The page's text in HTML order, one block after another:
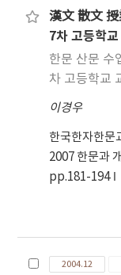
Further,
teachers
teachers’
creative
漢文 散文
7차 고등학
한문 산문 수
차 고등학교
이경우
한국한자한문
2007 한문과
pp.181-194
2004.12